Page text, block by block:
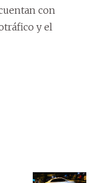
con
y el